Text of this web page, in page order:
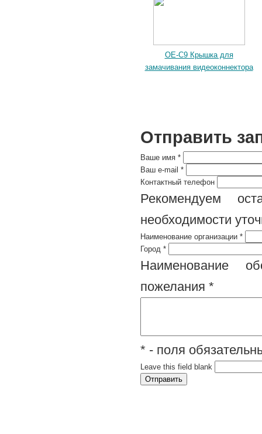
OE-C9 Крышка для
замачивания видеоконнектора
Отправить
Ваше имя *
Ваш e-mail *
Контактный телефон
Рекомендуем
необходимости
Наименование организации *
Город *
Наименование
пожелания *
* - поля
Leave this field blank